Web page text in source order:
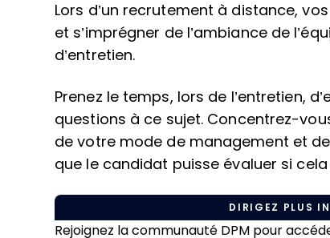
Lors d’un recrutement à distance,
et s’imprégner de l’ambiance de
d’entretien.
Prenez le temps, lors de l’entretien,
questions à ce sujet. Concentrez-
de votre mode de management et
que le candidat puisse évaluer si
DIRIGEZ PLUS
Rejoignez la communauté DPM pour